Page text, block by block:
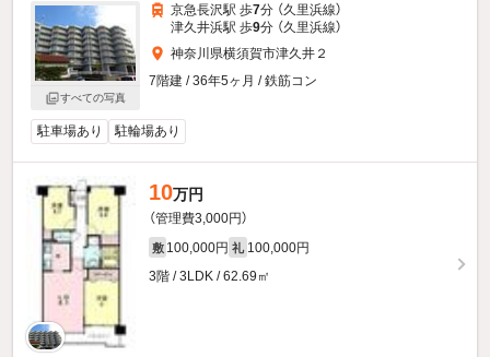
すべての写真
京急長沢駅 歩7分 （久里浜線）
津久井浜駅 歩9分 （久里浜線）
神奈川県横須賀市津久井２
7階建 / 36年5ヶ月 / 鉄筋コン
駐車場あり 駐輪場あり
10万円
（管理費3,000円）
敷 100,000円 礼 100,000円
3階 / 3LDK / 62.69㎡